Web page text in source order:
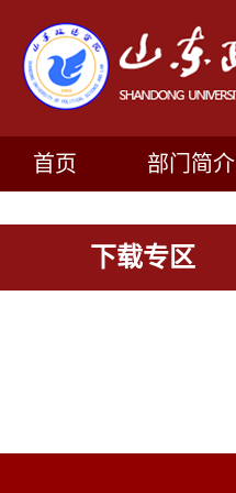
首页 部门简介
下载专区